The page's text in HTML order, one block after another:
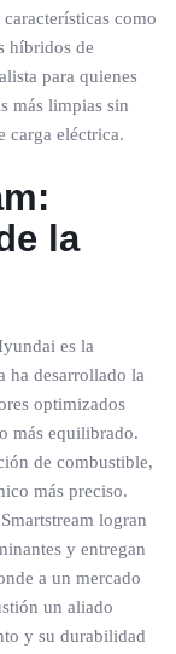
como
híbridos de
para quienes
más limpias sin
carga eléctrica.
la
es la
ha desarrollado la
optimizados
más equilibrado.
de combustible,
más preciso.
logran
y entregan
a un mercado
un aliado
y su durabilidad